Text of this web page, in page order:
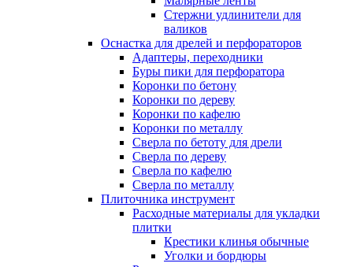
Стержни удлинители для
валиков
Оснастка для дрелей и перфораторов
Адаптеры, переходники
Буры пики для перфоратора
Коронки по бетону
Коронки по дереву
Коронки по кафелю
Коронки по металлу
Сверла по бетоту для дрели
Сверла по дереву
Сверла по кафелю
Сверла по металлу
Плиточника инструмент
Расходные материалы для укладки
плитки
Крестики клинья обычные
Уголки и бордюры